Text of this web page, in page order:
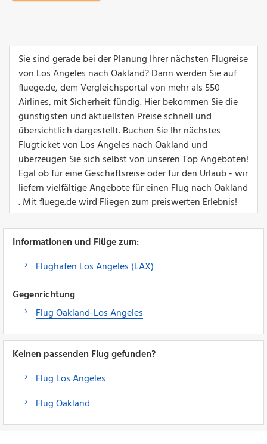
Sie sind gerade bei der Planung Ihrer nächsten Flugreise
von Los Angeles nach Oakland? Dann werden Sie auf
fluege.de, dem Vergleichsportal von mehr als 550
Airlines, mit Sicherheit fündig. Hier bekommen Sie die
günstigsten und aktuellsten Preise schnell und
übersichtlich dargestellt. Buchen Sie Ihr nächstes
Flugticket von Los Angeles nach Oakland und
überzeugen Sie sich selbst von unseren Top Angeboten!
Egal ob für eine Geschäftsreise oder für den Urlaub - wir
liefern vielfältige Angebote für einen Flug nach Oakland
. Mit fluege.de wird Fliegen zum preiswerten Erlebnis!
Informationen und Flüge zum:
Flughafen Los Angeles (LAX)
Gegenrichtung
Flug Oakland-Los Angeles
Keinen passenden Flug gefunden?
Flug Los Angeles
Flug Oakland